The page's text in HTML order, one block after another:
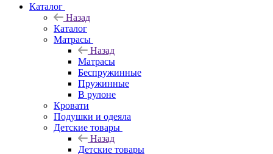
Каталог
Назад
Каталог
Матрасы
Назад
Матрасы
Беспружинные
Пружинные
В рулоне
Кровати
Подушки и одеяла
Детские товары
Назад
Детские товары